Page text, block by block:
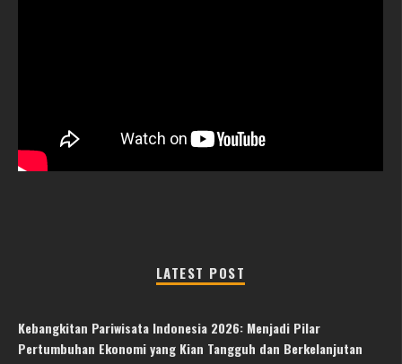
LATEST POST
Kebangkitan Pariwisata Indonesia 2026: Menjadi Pilar
Pertumbuhan Ekonomi yang Kian Tangguh dan Berkelanjutan